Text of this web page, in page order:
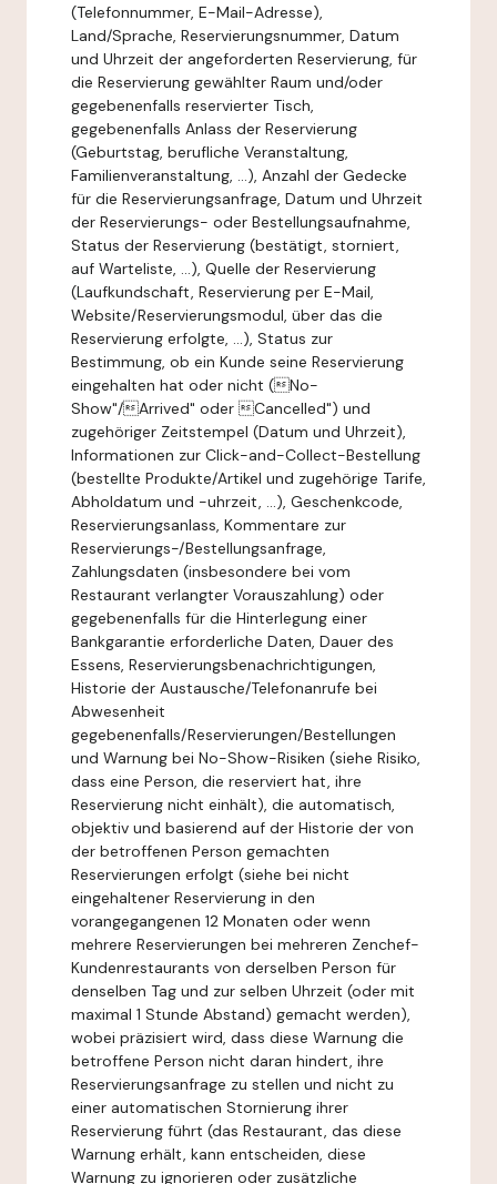
(Telefonnummer, E-Mail-Adresse),
Land/Sprache, Reservierungsnummer, Datum
und Uhrzeit der angeforderten Reservierung, für
die Reservierung gewählter Raum und/oder
gegebenenfalls reservierter Tisch,
gegebenenfalls Anlass der Reservierung
(Geburtstag, berufliche Veranstaltung,
Familienveranstaltung, ...), Anzahl der Gedecke
für die Reservierungsanfrage, Datum und Uhrzeit
der Reservierungs- oder Bestellungsaufnahme,
Status der Reservierung (bestätigt, storniert,
auf Warteliste, ...), Quelle der Reservierung
(Laufkundschaft, Reservierung per E-Mail,
Website/Reservierungsmodul, über das die
Reservierung erfolgte, ...), Status zur
Bestimmung, ob ein Kunde seine Reservierung
eingehalten hat oder nicht (No-
Show"/Arrived" oder Cancelled") und
zugehöriger Zeitstempel (Datum und Uhrzeit),
Informationen zur Click-and-Collect-Bestellung
(bestellte Produkte/Artikel und zugehörige Tarife,
Abholdatum und -uhrzeit, ...), Geschenkcode,
Reservierungsanlass, Kommentare zur
Reservierungs-/Bestellungsanfrage,
Zahlungsdaten (insbesondere bei vom
Restaurant verlangter Vorauszahlung) oder
gegebenenfalls für die Hinterlegung einer
Bankgarantie erforderliche Daten, Dauer des
Essens, Reservierungsbenachrichtigungen,
Historie der Austausche/Telefonanrufe bei
Abwesenheit
gegebenenfalls/Reservierungen/Bestellungen
und Warnung bei No-Show-Risiken (siehe Risiko,
dass eine Person, die reserviert hat, ihre
Reservierung nicht einhält), die automatisch,
objektiv und basierend auf der Historie der von
der betroffenen Person gemachten
Reservierungen erfolgt (siehe bei nicht
eingehaltener Reservierung in den
vorangegangenen 12 Monaten oder wenn
mehrere Reservierungen bei mehreren Zenchef-
Kundenrestaurants von derselben Person für
denselben Tag und zur selben Uhrzeit (oder mit
maximal 1 Stunde Abstand) gemacht werden),
wobei präzisiert wird, dass diese Warnung die
betroffene Person nicht daran hindert, ihre
Reservierungsanfrage zu stellen und nicht zu
einer automatischen Stornierung ihrer
Reservierung führt (das Restaurant, das diese
Warnung erhält, kann entscheiden, diese
Warnung zu ignorieren oder zusätzliche